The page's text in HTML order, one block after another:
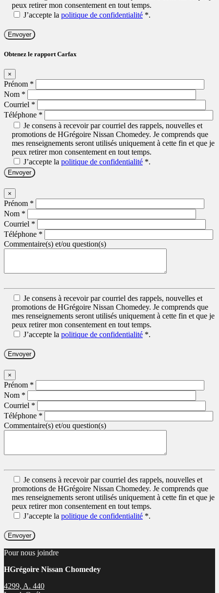
peux retirer mon consentement en tout temps.
J’accepte la politique de confidentialité *.
Obtenez le rapport Carfax
×
Prénom *
Nom *
Courriel *
Téléphone *
Je consens à recevoir par courriel des rappels, nouvelles et
promotions de HGrégoire Nissan Chomedey. Je comprends que
mes renseignements seront utilisés uniquement à cette fin et que je
peux retirer mon consentement en tout temps.
J’accepte la politique de confidentialité *.
×
Prénom *
Nom *
Courriel *
Téléphone *
Commentaire(s) et/ou question(s)
Je consens à recevoir par courriel des rappels, nouvelles et
promotions de HGrégoire Nissan Chomedey. Je comprends que
mes renseignements seront utilisés uniquement à cette fin et que je
peux retirer mon consentement en tout temps.
J’accepte la politique de confidentialité *.
×
Prénom *
Nom *
Courriel *
Téléphone *
Commentaire(s) et/ou question(s)
Je consens à recevoir par courriel des rappels, nouvelles et
promotions de HGrégoire Nissan Chomedey. Je comprends que
mes renseignements seront utilisés uniquement à cette fin et que je
peux retirer mon consentement en tout temps.
J’accepte la politique de confidentialité *.
Pour nous joindre
HGrégoire Nissan Chomedey
4299, A. 440